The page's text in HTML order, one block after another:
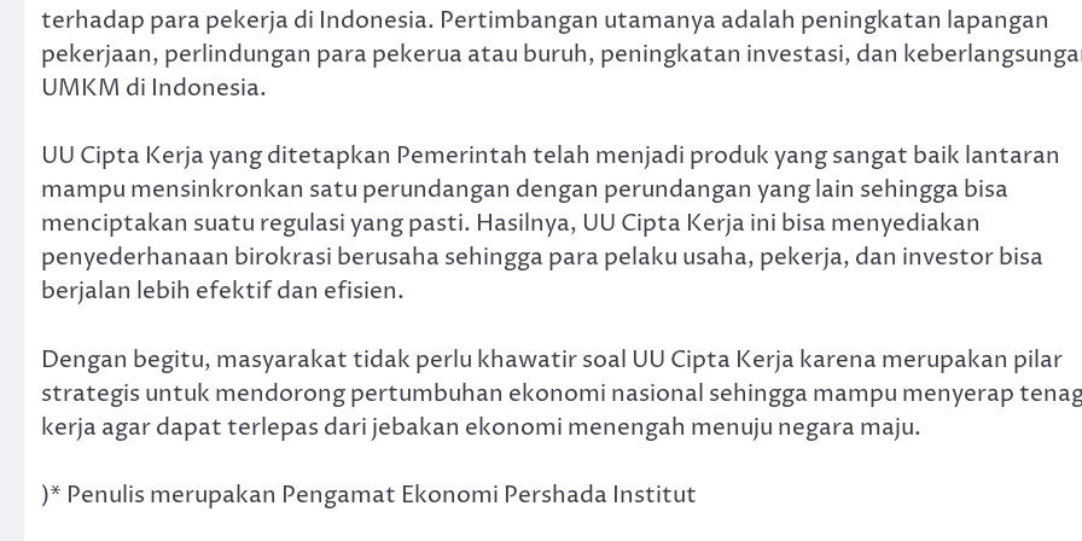
terhadap para pekerja di Indonesia. Pertimbangan utamanya adalah peningkatan lapangan
pekerjaan, perlindungan para pekerua atau buruh, peningkatan investasi, dan
UMKM di Indonesia.
UU Cipta Kerja yang ditetapkan Pemerintah telah menjadi produk yang sangat baik lantaran
mampu mensinkronkan satu perundangan dengan perundangan yang lain sehingga bisa
menciptakan suatu regulasi yang pasti. Hasilnya, UU Cipta Kerja ini bisa menyediakan
penyederhanaan birokrasi berusaha sehingga para pelaku usaha, pekerja, dan investor bisa
berjalan lebih efektif dan efisien.
Dengan begitu, masyarakat tidak perlu khawatir soal UU Cipta Kerja karena merupakan pilar
strategis untuk mendorong pertumbuhan ekonomi nasional sehingga mampu menyerap
kerja agar dapat terlepas dari jebakan ekonomi menengah menuju negara maju.
)* Penulis merupakan Pengamat Ekonomi Pershada Institut